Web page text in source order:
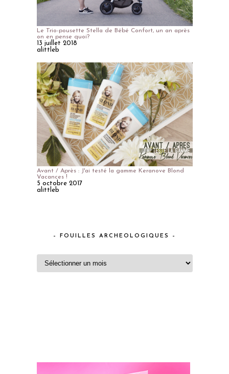
Le Trio-pousette Stella de Bébé Confort, un an après
on en pense quoi?
13 juillet 2018
alittleb
Avant / Après : J'ai testé la gamme Keranove Blond
Vacances !
5 octobre 2017
alittleb
– FOUILLES ARCHEOLOGIQUES –